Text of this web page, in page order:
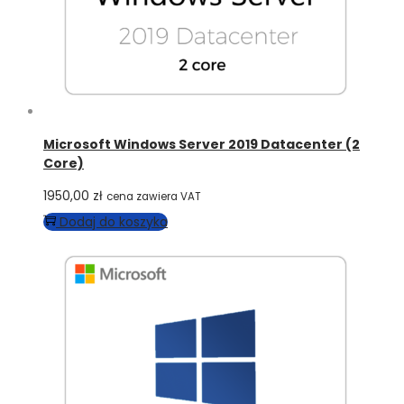
Microsoft Windows Server 2019 Datacenter (2
Core)
1950,00 zł cena zawiera VAT
Dodaj do koszyka